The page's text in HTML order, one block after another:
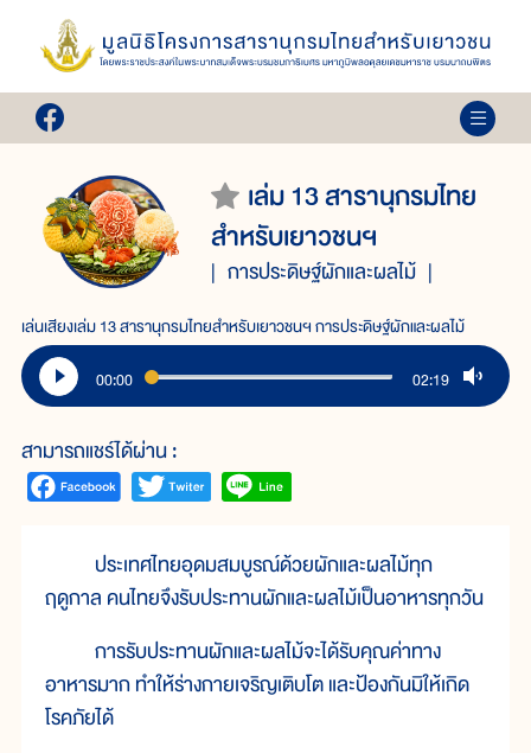
เล่ม 13 สารานุกรมไทย
สำหรับเยาวชนฯ
การประดิษฐ์ผักและผลไม้
เล่นเสียงเล่ม 13 สารานุกรมไทยสำหรับเยาวชนฯ การประดิษฐ์ผักและผลไม้
00:00 02:19
สามารถแชร์ได้ผ่าน :
ประเทศไทยอุดมสมบูรณ์ด้วยผักและผลไม้ทุก
ฤดูกาล คนไทยจึงรับประทานผักและผลไม้เป็นอาหารทุกวัน
การรับประทานผักและผลไม้จะได้รับคุณค่าทาง
อาหารมาก ทำให้ร่างกายเจริญเติบโต และป้องกันมิให้เกิด
โรคภัยได้